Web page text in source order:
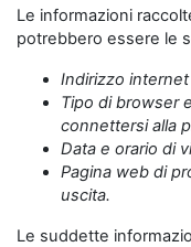
Le informazioni
potrebbero essere le
Indirizzo
Tipo di browser
connettersi alla
Data e orario di
Pagina web di
uscita.
Le suddette